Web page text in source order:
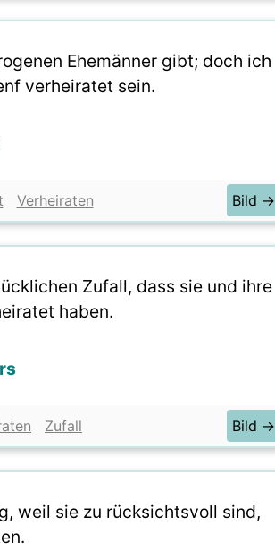
Ehemänner gibt; doch ich
verheiratet sein.
Verheiraten Bild →
Zufall, dass sie und ihre
haben.
Zufall Bild →
weil sie zu rücksichtsvoll sind,